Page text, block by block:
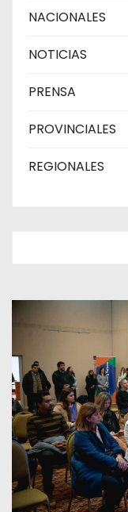
NACIONALES
NOTICIAS
PRENSA
PROVINCIALES
REGIONALES